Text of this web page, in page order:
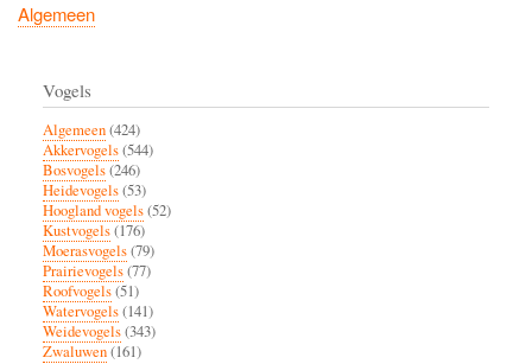
Algemeen
Vogels
Algemeen(424)
Akkervogels(544)
Bosvogels(246)
Heidevogels(53)
Hoogland vogels(52)
Kustvogels(176)
Moerasvogels(79)
Prairievogels(77)
Roofvogels(51)
Watervogels(141)
Weidevogels(343)
Zwaluwen(161)